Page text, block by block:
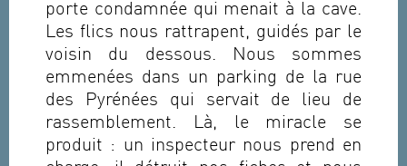
porte condamnée qui menait à la cave.
Les flics nous rattrapent, guidés par le
voisin du dessous. Nous sommes
emmenées dans un parking de la rue
des Pyrénées qui servait de lieu de
rassemblement. Là, le miracle se
produit : un inspecteur nous prend en